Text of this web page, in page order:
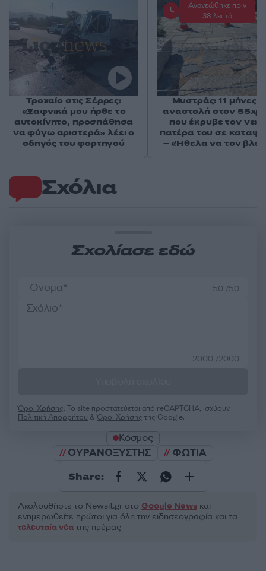
Σχόλια
Σχολίασε εδώ
50 /50
2000 /2000
Όροι Χρήσης. Το site προστατεύεται από reCAPTCHA, ισχύουν
Πολιτική Απορρήτου &Όροι Χρήσης της Google.
Κόσμος
ΟΥΡΑΝΟΞΥΣΤΗΣ
ΦΩΤΙΑ
Share:
Ακολουθήστε το Νewsit.gr στο Google News και
ενημερωθείτε πρώτοι για όλη την ειδησεογραφία και τα
τελευταία νέα της ημέρας
Τροχαίο στις Σέρρες:
«Ξαφνικά μου ήρθε το
αυτοκίνητο, προσπάθησα
να φύγω αριστερά» λέει ο
οδηγός του φορτηγού
Ανανεώθηκε πριν
38 λεπτά
Μυστράς: 11 μήνες
αναστολή στον
που έκρυβε τον
πατέρα του σε
– «Ήθελα να τον